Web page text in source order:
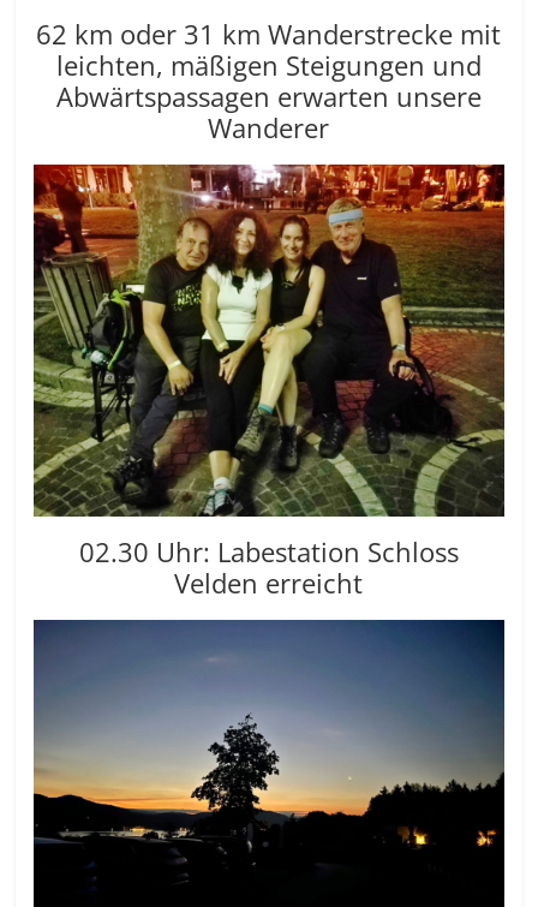
62 km oder 31 km Wanderstrecke mit
leichten, mäßigen Steigungen und
Abwärtspassagen erwarten unsere
Wanderer
02.30 Uhr: Labestation Schloss
Velden erreicht